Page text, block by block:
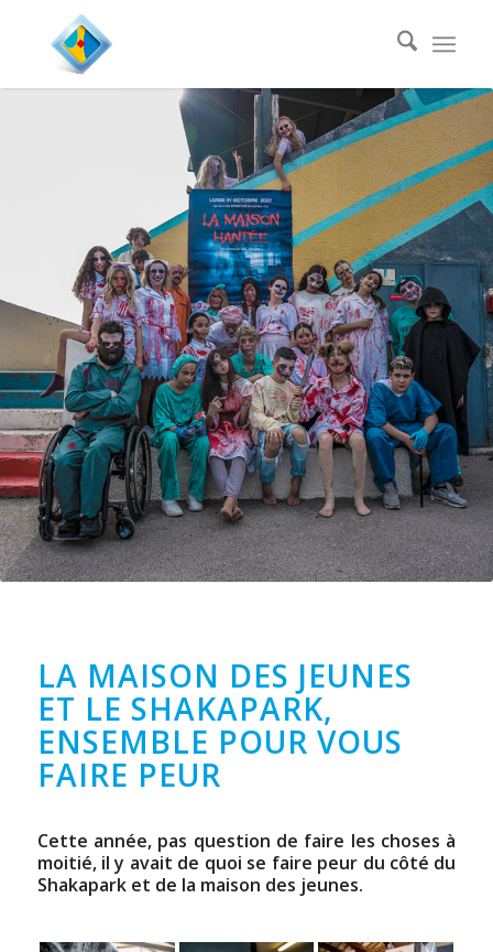
LA MAISON DES JEUNES
ET LE SHAKAPARK,
ENSEMBLE POUR VOUS
FAIRE PEUR
Cette année, pas question de faire les choses à
moitié, il y avait de quoi se faire peur du côté du
Shakapark et de la maison des jeunes.